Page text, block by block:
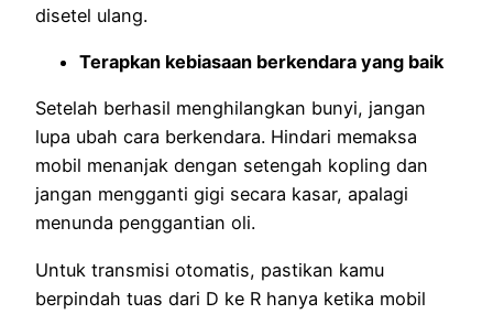
disetel ulang.
Terapkan kebiasaan berkendara yang baik
Setelah berhasil menghilangkan bunyi, jangan
lupa ubah cara berkendara. Hindari memaksa
mobil menanjak dengan setengah kopling dan
jangan mengganti gigi secara kasar, apalagi
menunda penggantian oli.
Untuk transmisi otomatis, pastikan kamu
berpindah tuas dari D ke R hanya ketika mobil